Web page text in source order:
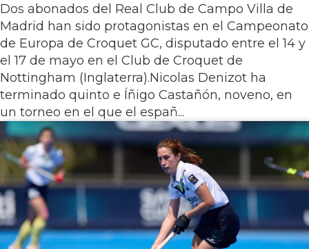
Dos abonados del Real Club de Campo Villa de
Madrid han sido protagonistas en el Campeonato
de Europa de Croquet GC, disputado entre el 14 y
el 17 de mayo en el Club de Croquet de
Nottingham (Inglaterra).Nicolas Denizot ha
terminado quinto e Íñigo Castañón, noveno, en
un torneo en el que el españ...